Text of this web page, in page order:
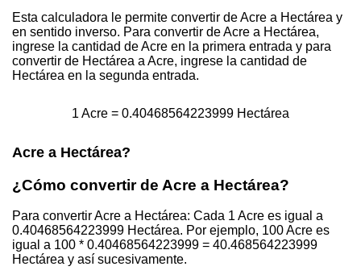
Esta calculadora le permite convertir de Acre a Hectárea y
en sentido inverso. Para convertir de Acre a Hectárea,
ingrese la cantidad de Acre en la primera entrada y para
convertir de Hectárea a Acre, ingrese la cantidad de
Hectárea en la segunda entrada.
1 Acre = 0.40468564223999 Hectárea
Acre a Hectárea?
¿Cómo convertir de Acre a Hectárea?
Para convertir Acre a Hectárea: Cada 1 Acre es igual a
0.40468564223999 Hectárea. Por ejemplo, 100 Acre es
igual a 100 * 0.40468564223999 = 40.468564223999
Hectárea y así sucesivamente.